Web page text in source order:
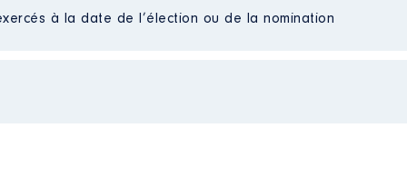
de Montauban Membre de la chambre inter fédérale
à la date de l’élection ou de la nomination